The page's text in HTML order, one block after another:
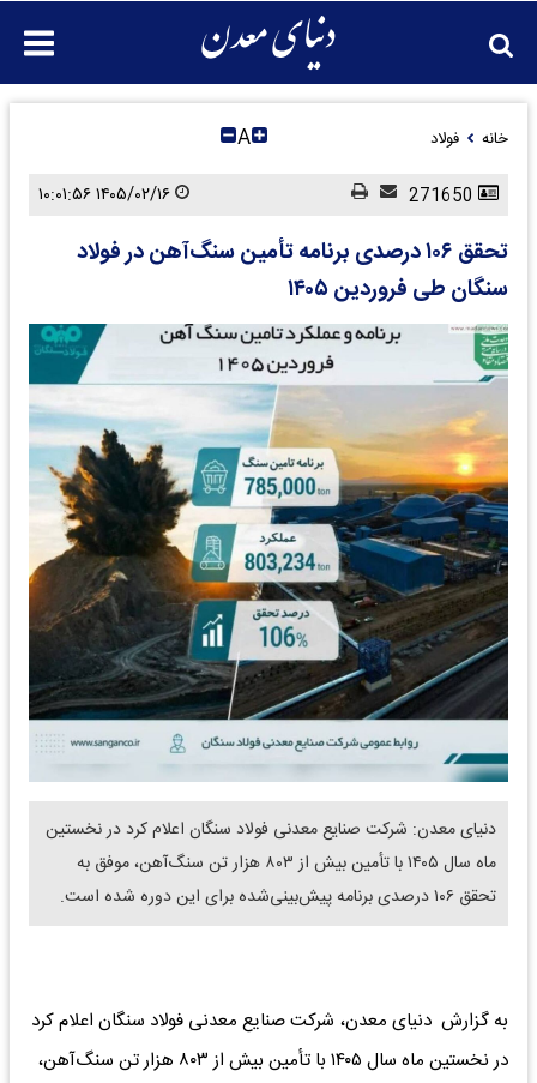
خانه فولاد A
تحقق ۱۰۶ درصدی برنامه تأمین سنگ‌آهن در فولاد
سنگان طی فروردین ۱۴۰۵
دنیای معدن: شرکت صنایع معدنی فولاد سنگان اعلام کرد در نخستین
ماه سال ۱۴۰۵ با تأمین بیش از ۸۰۳ هزار تن سنگ‌آهن، موفق به
تحقق ۱۰۶ درصدی برنامه پیش‌بینی‌شده برای این دوره شده است.
به گزارش دنیای معدن، شرکت صنایع معدنی فولاد سنگان اعلام کرد
در نخستین ماه سال ۱۴۰۵ با تأمین بیش از ۸۰۳ هزار تن سنگ‌آهن،